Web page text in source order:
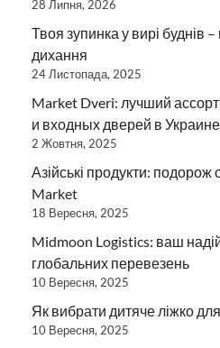
28 Липня, 2026
Твоя зупинка у вирі буднів
дихання
24 Листопада, 2025
Market Dveri: лучший
и входных дверей в Украине
2 Жовтня, 2025
Азійські продукти: подорож
Market
18 Вересня, 2025
Midmoon Logistics: ваш
глобальних перевезень
10 Вересня, 2025
Як вибрати дитяче ліжко
10 Вересня, 2025